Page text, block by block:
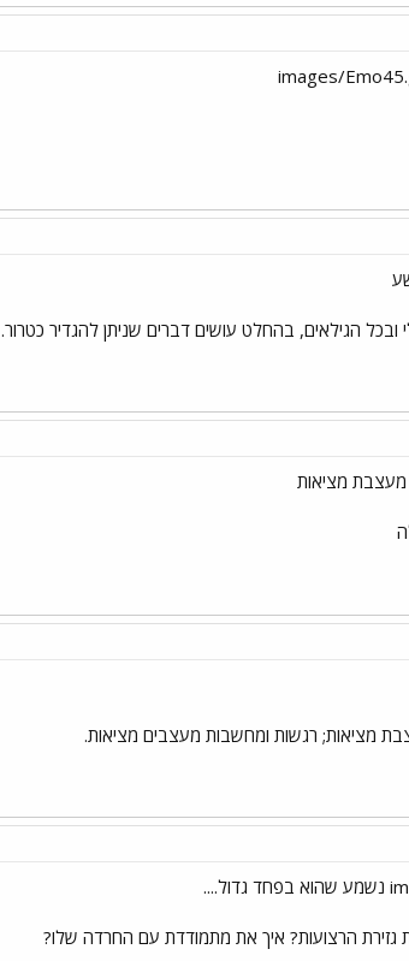
ובכל הגילאים, בהחלט עושים דברים שניתן להגדיר כטרור.
מציאות
מציאות; רגשות ומחשבות מעצבים מציאות.
גזירת הרצועות? איך את מתמודדת עם החרדה שלו?